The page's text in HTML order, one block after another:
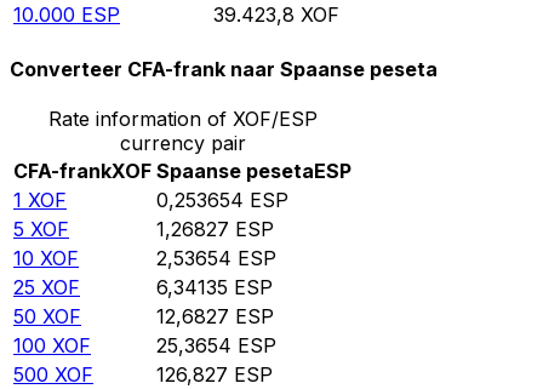
10.000 ESP 39.423,8 XOF
Converteer CFA-frank naar Spaanse peseta
Rate information of XOF/ESP
currency pair
CFA-frankXOF Spaanse pesetaESP
1 XOF 0,253654 ESP
5 XOF 1,26827 ESP
10 XOF 2,53654 ESP
25 XOF 6,34135 ESP
50 XOF 12,6827 ESP
100 XOF 25,3654 ESP
500 XOF 126,827 ESP